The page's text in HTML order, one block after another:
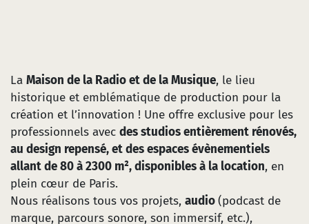
La Maison de la Radio et de la Musique, le lieu
historique et emblématique de production pour la
création et l’innovation ! Une offre exclusive pour les
professionnels avec des studios entièrement rénovés,
au design repensé, et des espaces évènementiels
allant de 80 à 2300 m², disponibles à la location, en
plein cœur de Paris.
Nous réalisons tous vos projets, audio(podcast de
marque, parcours sonore, son immersif, etc.),